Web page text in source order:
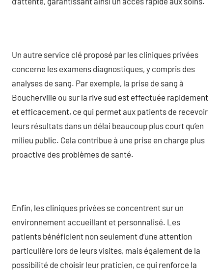
Un autre service clé proposé par les cliniques privées
concerne les examens diagnostiques, y compris des
analyses de sang. Par exemple, la prise de sang à
Boucherville ou sur la rive sud est effectuée rapidement
et efficacement, ce qui permet aux patients de recevoir
leurs résultats dans un délai beaucoup plus court qu’en
milieu public. Cela contribue à une prise en charge plus
proactive des problèmes de santé.
Enfin, les cliniques privées se concentrent sur un
environnement accueillant et personnalisé. Les
patients bénéficient non seulement d’une attention
particulière lors de leurs visites, mais également de la
possibilité de choisir leur praticien, ce qui renforce la